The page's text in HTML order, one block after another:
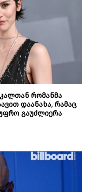
რომანმა
დაანახა, რამაც
გაუძლიერა